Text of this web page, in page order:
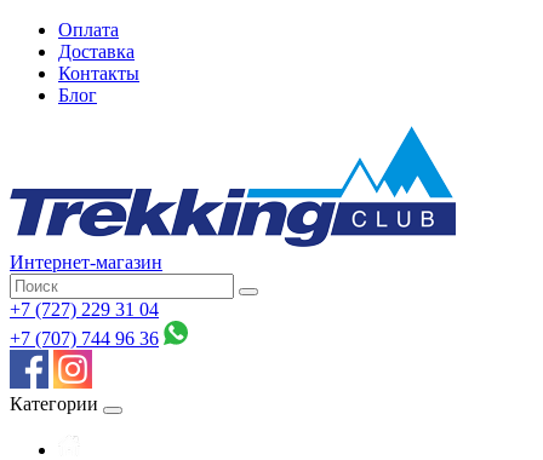
Оплата
Доставка
Контакты
Блог
Интернет-магазин
+7 (727) 229 31 04
+7 (707) 744 96 36
Категории